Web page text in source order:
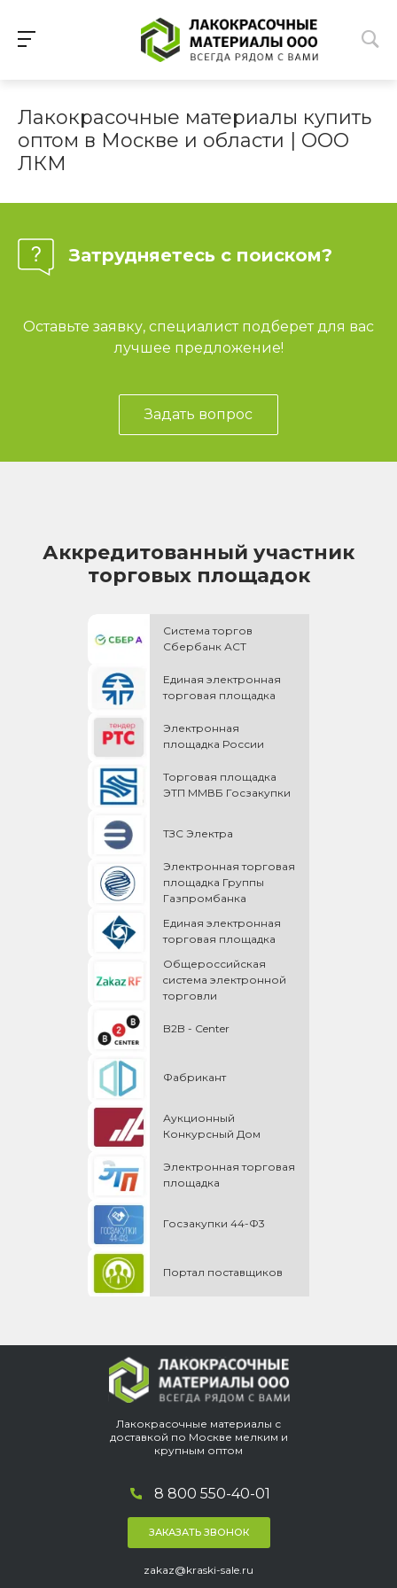
Лакокрасочные материалы купить
оптом в Москве и области | ООО
ЛКМ
Затрудняетесь с поиском?
Оставьте заявку, специалист подберет для вас
лучшее предложение!
Задать вопрос
Аккредитованный участник
торговых площадок
Система торгов
Сбербанк АСТ
Единая электронная
торговая площадка
Электронная
площадка России
Торговая площадка
ЭТП ММВБ Госзакупки
ТЗС Электра
Электронная торговая
площадка Группы
Газпромбанка
Единая электронная
торговая площадка
Общероссийская
cистема электронной
торговли
B2B - Center
Фабрикант
Аукционный
Конкурсный Дом
Электронная торговая
площадка
Госзакупки 44-Ф3
Портал поставщиков
Лакокрасочные материалы с
доставкой по Москве мелким и
крупным оптом
8 800 550-40-01
ЗАКАЗАТЬ ЗВОНОК
zakaz@kraski-sale.ru